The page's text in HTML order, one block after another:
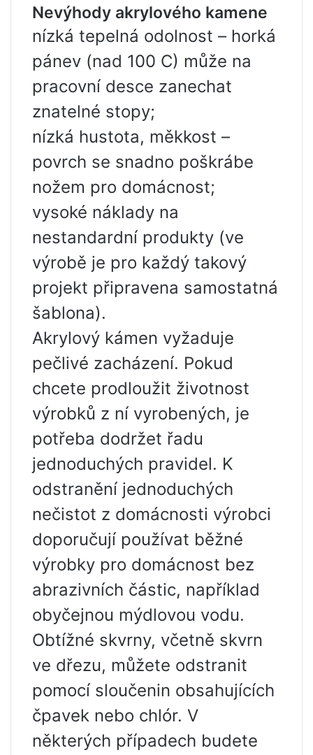
Nevýhody akrylového kamene
nízká tepelná odolnost – horká
pánev (nad 100 C) může na
pracovní desce zanechat
znatelné stopy;
nízká hustota, měkkost –
povrch se snadno poškrábe
nožem pro domácnost;
vysoké náklady na
nestandardní produkty (ve
výrobě je pro každý takový
projekt připravena samostatná
šablona).
Akrylový kámen vyžaduje
pečlivé zacházení. Pokud
chcete prodloužit životnost
výrobků z ní vyrobených, je
potřeba dodržet řadu
jednoduchých pravidel. K
odstranění jednoduchých
nečistot z domácnosti výrobci
doporučují používat běžné
výrobky pro domácnost bez
abrazivních částic, například
obyčejnou mýdlovou vodu.
Obtížné skvrny, včetně skvrn
ve dřezu, můžete odstranit
pomocí sloučenin obsahujících
čpavek nebo chlór. V
některých případech budete